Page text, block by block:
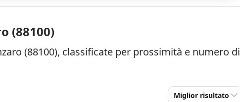
(88100)
(88100), classificate per prossimità e numero di
Miglior risultato